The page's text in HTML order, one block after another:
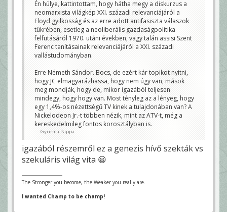
Én hülye, kattintottam, hogy hátha megy a diskurzus a
neomarxista világkép XXI. századi relevanciájáról a
Floyd gyilkosság és az erre adott antifasiszta válaszok
tükrében, esetleg a neoliberális gazdaságpolitika
felfutásáról 1970. utáni években, vagy talán assisi Szent
Ferenc tanításainak relevanciájáról a XXI. századi
vallástudományban.
Erre Németh Sándor. Bocs, de ezért kár topikot nyitni,
hogy JC elmagyarázhassa, hogy nem úgy van, mások
meg mondják, hogy de, mikor igazából teljesen
mindegy, hogy hogy van. Most tényleg az a lényeg, hogy
egy 1,4%-os nézettségű TV kinek a tulajdonában van? A
Nickelodeon Jr.-t többen nézik, mint az ATV-t, még a
kereskedelmileg fontos korosztályban is.
Gyurma Pappa
igazából részemről ez a genezis hívő szekták vs
szekuláris világ vita 😀
The Stronger you become, the Weaker you really are.
I wanted Champ to be champ!